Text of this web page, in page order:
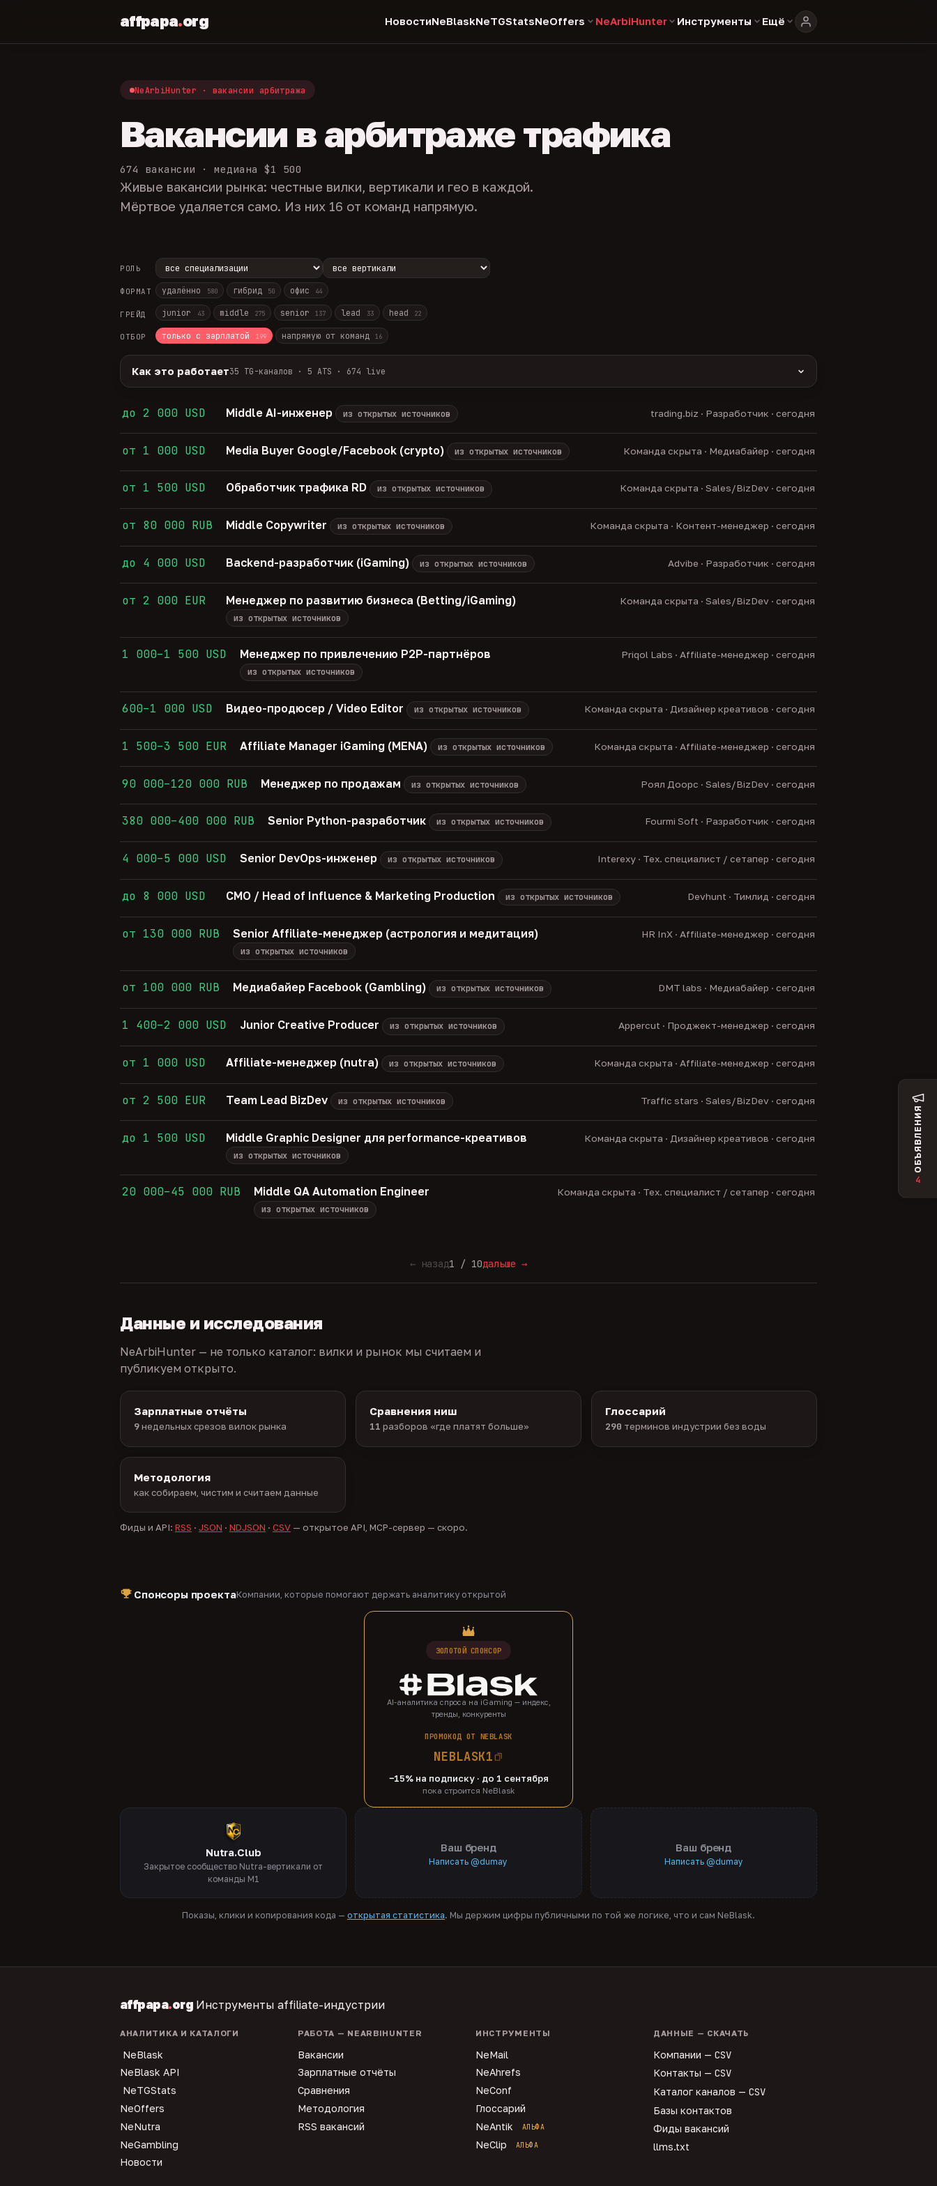
affpapa.org НовостиNeBlaskNeTGStatsNeOffers NeArbiHunter Инструменты Ещё
NeArbiHunter · вакансии арбитража
Вакансии в арбитраже трафика
674 вакансии · медиана $1 500
Живые вакансии рынка: честные вилки, вертикали и гео в каждой.
Мёртвое удаляется само. Из них 16 от команд напрямую.
РОЛЬ
ФОРМАТ удалённо 580 гибрид 50 офис 44
ГРЕЙД junior 43 middle 275 senior 137 lead 33 head 22
ОТБОР только с зарплатой 199 напрямую от команд 16
Как это работает35 TG-каналов · 5 ATS · 674 live
Разбор:нейронка разбирает сырец каждые 30 минут — роль, вертикаль, формат, вилка, грейд.
без предоплат и взносов, без обещаний гарантированного дохода, без увода в сторонние боты.
ATS-площадок · вакансии live — методология
до 2 000 USD Middle AI-инженер из открытых источников trading.biz · Разработчик · сегодня
от 1 000 USD Media Buyer Google/Facebook (crypto) из открытых источников Команда скрыта · Медиабайер · сегодня
от 1 500 USD Обработчик трафика RD из открытых источников Команда скрыта · Sales/BizDev · сегодня
от 80 000 RUB Middle Copywriter из открытых источников Команда скрыта · Контент-менеджер · сегодня
до 4 000 USD Backend-разработчик (iGaming) из открытых источников Advibe · Разработчик · сегодня
от 2 000 EUR Менеджер по развитию бизнеса (Betting/iGaming)
из открытых источников
Команда скрыта · Sales/BizDev · сегодня
1 000–1 500 USD Менеджер по привлечению P2P-партнёров
из открытых источников
Priqol Labs · Affiliate-менеджер · сегодня
600–1 000 USD Видео-продюсер / Video Editor из открытых источников Команда скрыта · Дизайнер креативов · сегодня
1 500–3 500 EUR Affiliate Manager iGaming (MENA) из открытых источников Команда скрыта · Affiliate-менеджер · сегодня
90 000–120 000 RUB Менеджер по продажам из открытых источников Роял Доорс · Sales/BizDev · сегодня
380 000–400 000 RUB Senior Python-разработчик из открытых источников Fourmi Soft · Разработчик · сегодня
4 000–5 000 USD Senior DevOps-инженер из открытых источников Interexy · Тех. специалист / сетапер · сегодня
до 8 000 USD CMO / Head of Influence & Marketing Production из открытых источников Devhunt · Тимлид · сегодня
от 130 000 RUB Senior Affiliate-менеджер (астрология и медитация)
из открытых источников
HR InX · Affiliate-менеджер · сегодня
от 100 000 RUB Медиабайер Facebook (Gambling) из открытых источников DMT labs · Медиабайер · сегодня
1 400–2 000 USD Junior Creative Producer из открытых источников Appercut · Проджект-менеджер · сегодня
от 1 000 USD Affiliate-менеджер (nutra) из открытых источников Команда скрыта · Affiliate-менеджер · сегодня
от 2 500 EUR Team Lead BizDev из открытых источников Traffic stars · Sales/BizDev · сегодня
до 1 500 USD Middle Graphic Designer для performance-креативов
из открытых источников
Команда скрыта · Дизайнер креативов · сегодня
20 000–45 000 RUB Middle QA Automation Engineer
из открытых источников
Команда скрыта · Тех. специалист / сетапер · сегодня
← назад1 / 10дальше →
Данные и исследования
NeArbiHunter — не только каталог: вилки и рынок мы считаем и
публикуем открыто.
Зарплатные отчёты
9недельных срезов вилок рынка
Сравнения ниш
11 разборов «где платят больше»
Глоссарий
290 терминов индустрии без воды
Методология
как собираем, чистим и считаем данные
Фиды и API: RSS · JSON · NDJSON · CSV — открытое API, MCP-сервер — скоро.
ОБЪЯВЛЕНИЯ
4
Спонсоры проектаКомпании, которые помогают держать аналитику открытой
ЗОЛОТОЙ СПОНСОР
AI-аналитика спроса на iGaming — индекс,
тренды, конкуренты
ПРОМОКОД ОТ NEBLASK
NEBLASK1
−15% на подписку · до 1 сентября
пока строится NeBlask
Nutra.Club
Закрытое сообщество Nutra-вертикали от
команды M1
Ваш бренд
Написать @dumay
Ваш бренд
Написать @dumay
Показы, клики и копирования кода — открытая статистика. Мы держим цифры публичными по той же логике, что и сам NeBlask.
affpapa.org Инструменты affiliate-индустрии
АНАЛИТИКА И КАТАЛОГИ
NeBlask
NeBlask API
NeTGStats
NeOffers
NeNutra
NeGambling
Новости
РАБОТА — NEARBIHUNTER
Вакансии
Зарплатные отчёты
Сравнения
Методология
RSS вакансий
ИНСТРУМЕНТЫ
NeMail
NeAhrefs
NeConf
Глоссарий
NeAntik
АЛЬФА
NeClip АЛЬФА
ДАННЫЕ — СКАЧАТЬ
Компании — CSV
Контакты — CSV
Каталог каналов — CSV
Базы контактов
Фиды вакансий
llms.txt